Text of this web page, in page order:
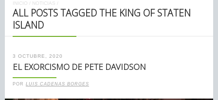
INICIO / NOTICIAS /
ALL POSTS TAGGED THE KING OF STATEN
ISLAND
3 OCTUBRE, 2020
EL EXORCISMO DE PETE DAVIDSON
POR LUIS CADENAS BORGES